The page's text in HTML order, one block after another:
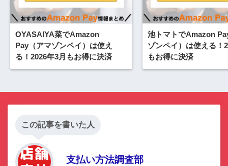
OYASAIYA菜でAmazon
Pay（アマゾンペイ）は使え
る！2026年3月もお得に決済
池トマトでAmazon
ゾンペイ）は使える！
もお得に決済
この記事を書いた人
支払い方法調査部